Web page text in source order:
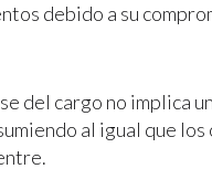
debido a su
del cargo no implica
al igual que